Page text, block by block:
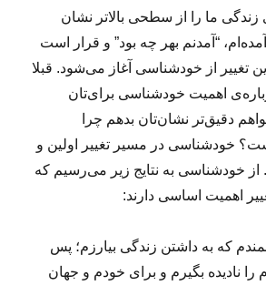
ما را از سطحی بالاتر نشان
“آمدنم بهر چه بود” و قرار است
تغییر از خودشناسی آغاز می‌شود. قبلا
اهمیت خودشناسی برای‌تان
دقیق‌تر نشان‌تان بدهم چرا
خودشناسی در مسیر تغییر اولین و
خودشناسی به نتایج زیر می‌رسیم که
اهمیت اساسی دارند:
که به داشتن زندگی بیارزم؛ پس
را نادیده بگیرم و برای خودم و جهان